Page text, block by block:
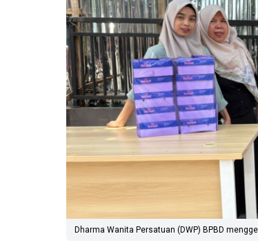
Dharma Wanita Persatuan (DWP) BPBD